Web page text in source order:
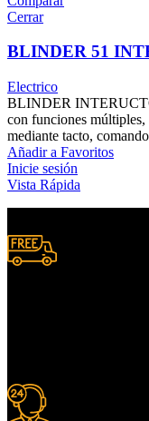
Cerrar
BLINDER 51
Electrico
BLINDER
con funciones múltiples,
mediante tacto,
Añadir a Favoritos
Inicie sesión
Vista Rápida